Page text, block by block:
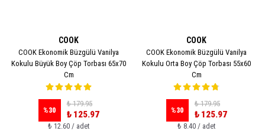
COOK
COOK Ekonomik Büzgülü Vanilya
Kokulu Büyük Boy Çöp Torbası 65x70
Cm
%30
₺ 179.95
₺ 125.97
₺ 12.60 / adet
COOK
COOK Ekonomik Büzgülü Vanilya
Kokulu Orta Boy Çöp Torbası 55x60
Cm
%30
₺ 179.95
₺ 125.97
₺ 8.40 / adet